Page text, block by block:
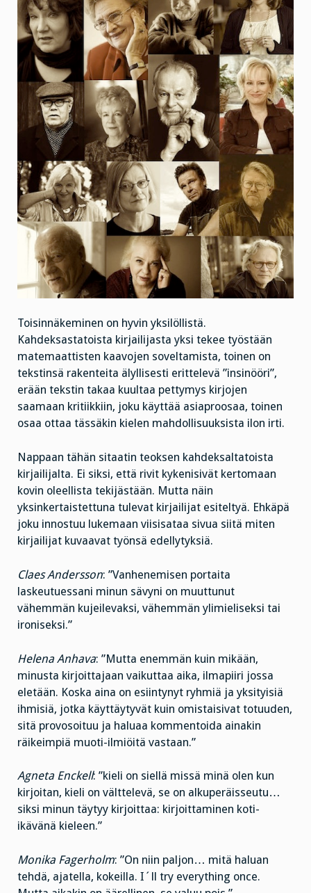
Toisinnäkeminen on hyvin yksilöllistä.
Kahdeksastatoista kirjailijasta yksi tekee työstään
matemaattisten kaavojen soveltamista, toinen on
tekstinsä rakenteita älyllisesti erittelevä ”insinööri”,
erään tekstin takaa kuultaa pettymys kirjojen
saamaan kritiikkiin, joku käyttää asiaproosaa, toinen
osaa ottaa tässäkin kielen mahdollisuuksista ilon irti.
Nappaan tähän sitaatin teoksen kahdeksaltatoista
kirjailijalta. Ei siksi, että rivit kykenisivät kertomaan
kovin oleellista tekijästään. Mutta näin
yksinkertaistettuna tulevat kirjailijat esiteltyä. Ehkäpä
joku innostuu lukemaan viisisataa sivua siitä miten
kirjailijat kuvaavat työnsä edellytyksiä.
Claes Andersson: ”Vanhenemisen portaita
laskeutuessani minun sävyni on muuttunut
vähemmän kujeilevaksi, vähemmän ylimieliseksi tai
ironiseksi.”
Helena Anhava: ”Mutta enemmän kuin mikään,
minusta kirjoittajaan vaikuttaa aika, ilmapiiri jossa
eletään. Koska aina on esiintynyt ryhmiä ja yksityisiä
ihmisiä, jotka käyttäytyvät kuin omistaisivat totuuden,
sitä provosoituu ja haluaa kommentoida ainakin
räikeimpiä muoti-ilmiöitä vastaan.”
Agneta Enckell: ”kieli on siellä missä minä olen kun
kirjoitan, kieli on välttelevä, se on alkuperäisseutu…
siksi minun täytyy kirjoittaa: kirjoittaminen koti-
ikävänä kieleen.”
Monika Fagerholm: ”On niin paljon… mitä haluan
tehdä, ajatella, kokeilla. I´ll try everything once.